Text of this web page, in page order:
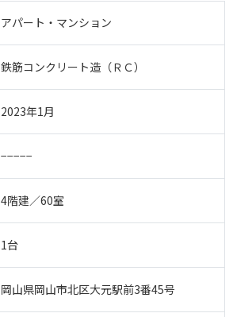
アパート・マンション
鉄筋コンクリート造（ＲＣ）
2023年1月
−−−−−
4階建／60室
1台
岡山県岡山市北区大元駅前3番45号